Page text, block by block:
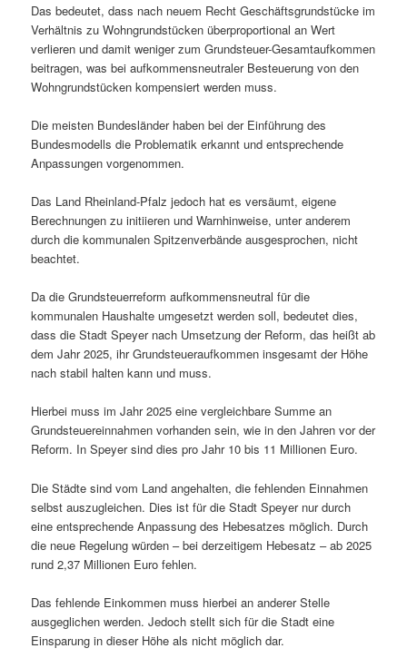
Das bedeutet, dass nach neuem Recht Geschäftsgrundstücke im
Verhältnis zu Wohngrundstücken überproportional an Wert
verlieren und damit weniger zum Grundsteuer-Gesamtaufkommen
beitragen, was bei aufkommensneutraler Besteuerung von den
Wohngrundstücken kompensiert werden muss.
Die meisten Bundesländer haben bei der Einführung des
Bundesmodells die Problematik erkannt und entsprechende
Anpassungen vorgenommen.
Das Land Rheinland-Pfalz jedoch hat es versäumt, eigene
Berechnungen zu initiieren und Warnhinweise, unter anderem
durch die kommunalen Spitzenverbände ausgesprochen, nicht
beachtet.
Da die Grundsteuerreform aufkommensneutral für die
kommunalen Haushalte umgesetzt werden soll, bedeutet dies,
dass die Stadt Speyer nach Umsetzung der Reform, das heißt ab
dem Jahr 2025, ihr Grundsteueraufkommen insgesamt der Höhe
nach stabil halten kann und muss.
Hierbei muss im Jahr 2025 eine vergleichbare Summe an
Grundsteuereinnahmen vorhanden sein, wie in den Jahren vor der
Reform. In Speyer sind dies pro Jahr 10 bis 11 Millionen Euro.
Die Städte sind vom Land angehalten, die fehlenden Einnahmen
selbst auszugleichen. Dies ist für die Stadt Speyer nur durch
eine entsprechende Anpassung des Hebesatzes möglich. Durch
die neue Regelung würden – bei derzeitigem Hebesatz – ab 2025
rund 2,37 Millionen Euro fehlen.
Das fehlende Einkommen muss hierbei an anderer Stelle
ausgeglichen werden. Jedoch stellt sich für die Stadt eine
Einsparung in dieser Höhe als nicht möglich dar.